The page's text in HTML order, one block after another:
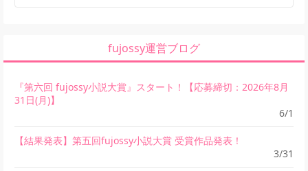
fujossy運営ブログ
『第六回 fujossy小説大賞』スタート！【応募締切：2026年8月
31日(月)】
6/1
【結果発表】第五回fujossy小説大賞 受賞作品発表！
3/31